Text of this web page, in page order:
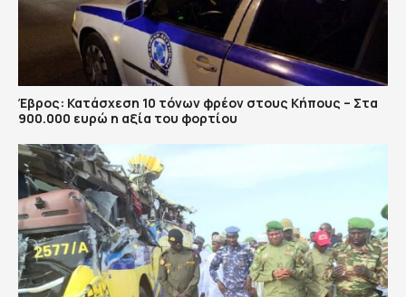
Έβρος: Κατάσχεση 10 τόνων φρέον στους Κήπους – Στα
900.000 ευρώ η αξία του φορτίου